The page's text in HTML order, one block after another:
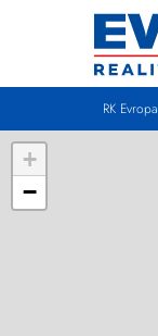
RK Evropa
+
−